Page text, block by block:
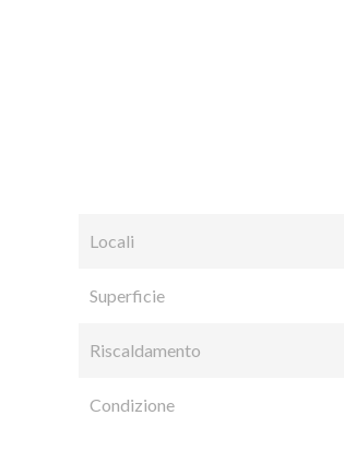
Locali
Superficie
Riscaldamento
Condizione